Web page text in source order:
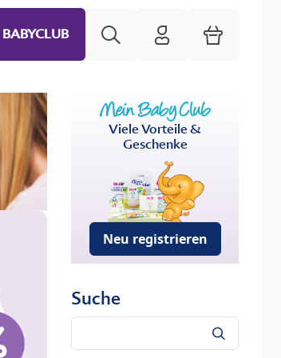
BABYCLUB HiPP Mein Babyclub
Warenkorb
Viele Vorteile &
Geschenke
Neu registrieren
Suche